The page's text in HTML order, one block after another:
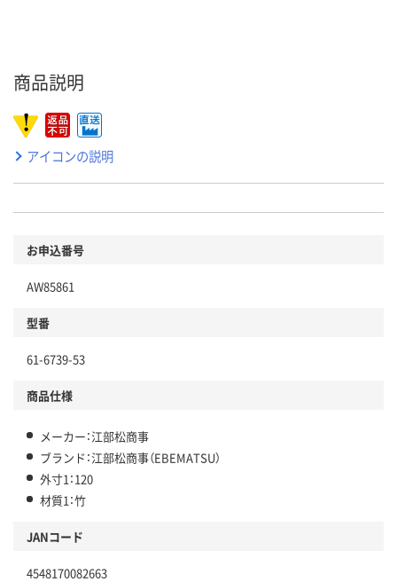
商品説明
アイコンの説明
お申込番号
AW85861
型番
61-6739-53
商品仕様
メーカー：江部松商事
ブランド：江部松商事（EBEMATSU）
外寸1：120
材質1：竹
JANコード
4548170082663